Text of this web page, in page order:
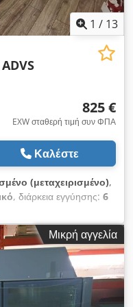
1 / 13
825 €
EXW σταθερή τιμή συν ΦΠΑ
Καλέστε
(μεταχειρισμένο),
, διάρκεια εγγύησης: 6
περιβάλλοντος:16 °C,
2 A, συχνότητα
(μέγ.):25 °C,
2.500 χιλ.,
βάρος:155 κιλ,
μήκος: 2.343 χιλ.
,
Μικρή αγγελία